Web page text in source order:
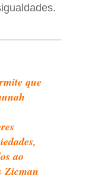
que
ao
Zicman